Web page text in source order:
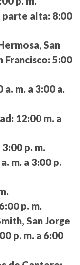
parte alta: 8:00
San
Francisco: 5:00
a. m. a 3:00 a.
12:00 m. a
3:00 p. m.
m. a 3:00 p.
p. m.
San Jorge
p. m. a 6:00